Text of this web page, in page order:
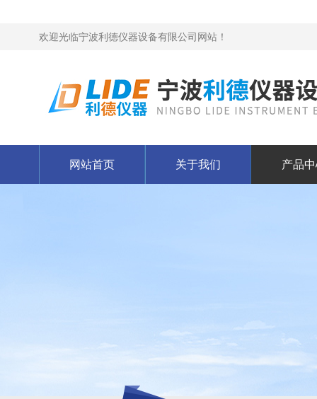
欢迎光临宁波利德仪器设备有限公司网站！
网站首页 关于我们 产品